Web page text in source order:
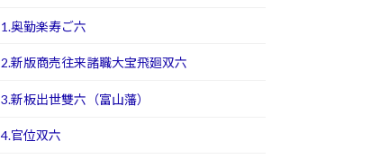
1.奥勤楽寿ご六
2.新版商売往来諸職大宝飛廻双六
3.新板出世雙六（富山藩）
4.官位双六